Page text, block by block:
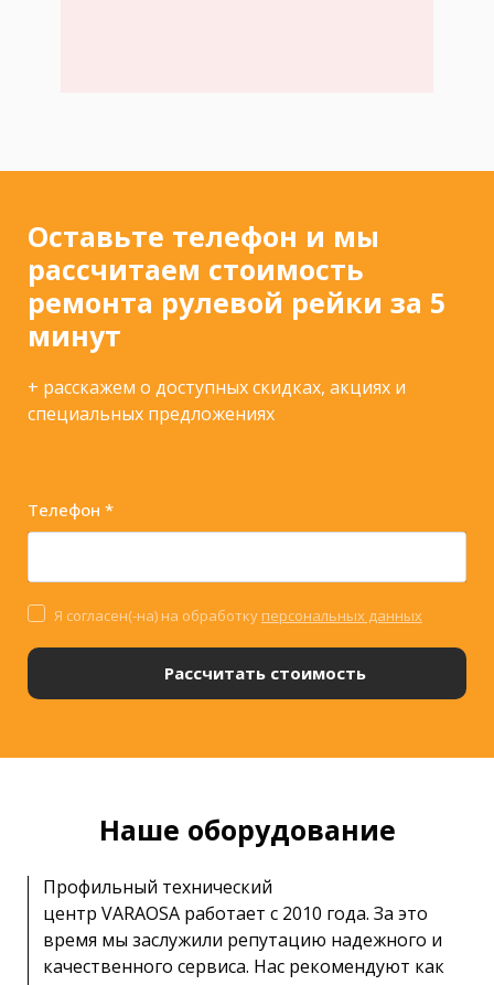
Оставьте телефон и мы
рассчитаем стоимость
ремонта рулевой рейки за 5
минут
+ расскажем о доступных скидках, акциях и
специальных предложениях
Телефон *
Рассчитать стоимость
Я согласен(-на) на обработку персональных данных
Наше оборудование
Профильный технический
центр VARAOSA работает с 2010 года. За это
время мы заслужили репутацию надежного и
качественного сервиса. Нас рекомендуют как